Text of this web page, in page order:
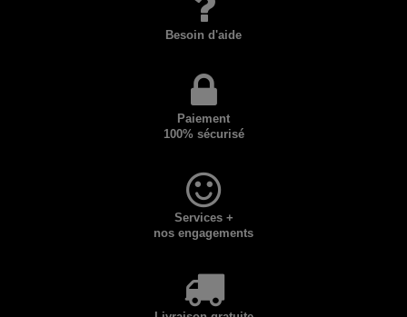
Besoin d'aide
Paiement
100% sécurisé
Services +
nos engagements